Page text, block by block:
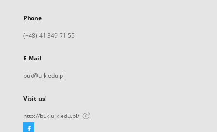
Phone
(+48) 41 349 71 55
E-Mail
buk@ujk.edu.pl
Visit us!
http://buk.ujk.edu.pl/
Facebook